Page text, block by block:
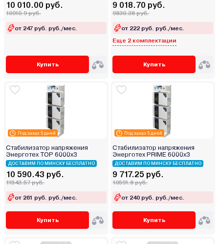
10 010.00 руб.
10910.9 руб.
от 247 руб. руб./мес.
Купить
9 018.70 руб.
9830.38 руб.
от 222 руб. руб./мес.
Еще 2 комплектации
Купить
Под заказ 5 дней
Стабилизатор напряжения
Энерготех TOP 6000х3
ДОСТАВИМ ПО МИНСКУ БЕСПЛАТНО
10 590.43 руб.
11543.57 руб.
от 261 руб. руб./мес.
Купить
Под заказ 5 дней
Стабилизатор напряжения
Энерготех PRIME 6000х3
ДОСТАВИМ ПО МИНСКУ БЕСПЛАТНО
9 717.25 руб.
10591.8 руб.
от 240 руб. руб./мес.
Купить